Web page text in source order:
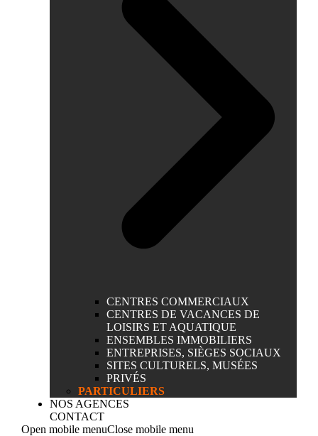
CENTRES COMMERCIAUX
CENTRES DE VACANCES DE
LOISIRS ET AQUATIQUE
ENSEMBLES IMMOBILIERS
ENTREPRISES, SIÈGES SOCIAUX
SITES CULTURELS, MUSÉES
PRIVÉS
PARTICULIERS
NOS AGENCES
CONTACT
Open mobile menuClose mobile menu